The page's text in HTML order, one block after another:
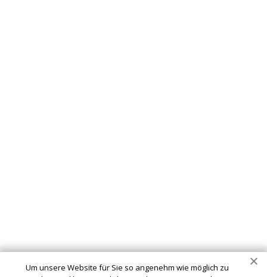
Um unsere Website für Sie so angenehm wie möglich zu
Schlüsseldienstleistungen in Meinerzhagen. Ob Sie sich
ausgesperrt haben, ein defektes Schloss haben oder Ihre